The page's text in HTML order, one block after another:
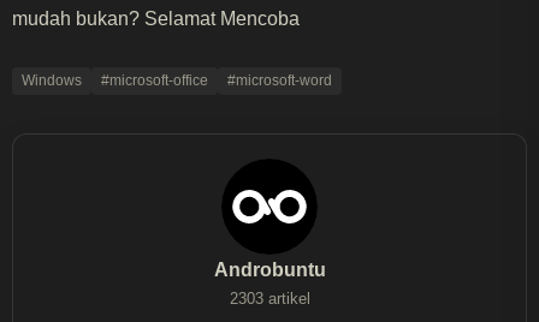
mudah bukan? Selamat Mencoba
Windows #microsoft-office #microsoft-word
Androbuntu
2303 artikel